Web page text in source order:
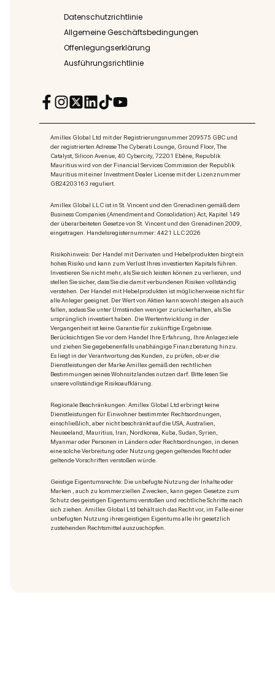
Datenschutzrichtlinie
Allgemeine Geschäftsbedingungen
Offenlegungserklärung
Ausführungsrichtlinie
Amillex Global Ltd mit der Registrierungsnummer 209575 GBC und
der registrierten Adresse The Cyberati Lounge, Ground Floor, The
Catalyst, Silicon Avenue, 40 Cybercity, 72201 Ebène, Republik
Mauritius wird von der Financial Services Commission der Republik
Mauritius mit einer Investment Dealer License mit der Lizenznummer
GB24203163 reguliert.
Amillex Global LLC ist in St. Vincent und den Grenadinen gemäß dem
Business Companies (Amendment and Consolidation) Act, Kapitel 149
der überarbeiteten Gesetze von St. Vincent und den Grenadinen 2009,
eingetragen. Handelsregisternummer: 4421 LLC 2026
Risikohinweis: Der Handel mit Derivaten und Hebelprodukten birgt ein
hohes Risiko und kann zum Verlust Ihres investierten Kapitals führen.
Investieren Sie nicht mehr, als Sie sich leisten können zu verlieren, und
stellen Sie sicher, dass Sie die damit verbundenen Risiken vollständig
verstehen. Der Handel mit Hebelprodukten ist möglicherweise nicht für
alle Anleger geeignet. Der Wert von Aktien kann sowohl steigen als auch
fallen, sodass Sie unter Umständen weniger zurückerhalten, als Sie
ursprünglich investiert haben. Die Wertentwicklung in der
Vergangenheit ist keine Garantie für zukünftige Ergebnisse.
Berücksichtigen Sie vor dem Handel Ihre Erfahrung, Ihre Anlageziele
und ziehen Sie gegebenenfalls unabhängige Finanzberatung hinzu.
Es liegt in der Verantwortung des Kunden, zu prüfen, ob er die
Dienstleistungen der Marke Amillex gemäß den rechtlichen
Bestimmungen seines Wohnsitzlandes nutzen darf. Bitte lesen Sie
unsere vollständige Risikoaufklärung.
Regionale Beschränkungen: Amillex Global Ltd erbringt keine
Dienstleistungen für Einwohner bestimmter Rechtsordnungen,
einschließlich, aber nicht beschränkt auf die USA, Australien,
Neuseeland, Mauritius, Iran, Nordkorea, Kuba, Sudan, Syrien,
Myanmar oder Personen in Ländern oder Rechtsordnungen, in denen
eine solche Verbreitung oder Nutzung gegen geltendes Recht oder
geltende Vorschriften verstoßen würde.
Geistige Eigentumsrechte: Die unbefugte Nutzung der Inhalte oder
Marken , auch zu kommerziellen Zwecken, kann gegen Gesetze zum
Schutz des geistigen Eigentums verstoßen und rechtliche Schritte nach
sich ziehen. Amillex Global Ltd behält sich das Recht vor, im Falle einer
unbefugten Nutzung ihres geistigen Eigentums alle ihr gesetzlich
zustehenden Rechtsmittel auszuschöpfen.